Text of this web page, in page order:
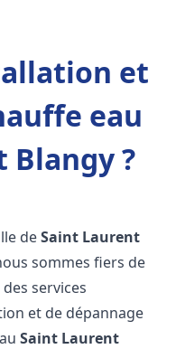
et
eau
Blangy ?
deSaint Laurent
sommes fiers de
services
et de dépannage
Saint Laurent